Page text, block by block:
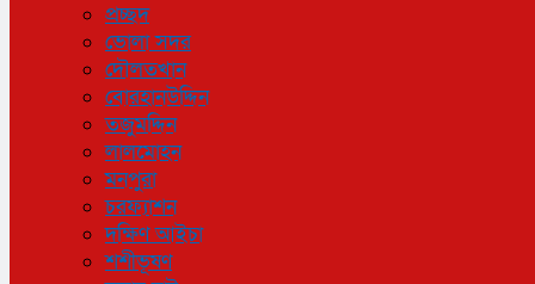
প্রচ্ছদ
ভোলা সদর
দৌলতখান
বোরহানউদ্দিন
তজুমদ্দিন
লালমোহন
মনপুরা
চরফ্যাশন
দক্ষিণ আইচা
শশীভূষণ